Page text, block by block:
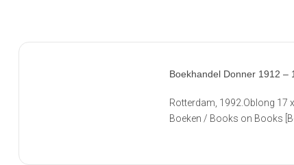
Boekhandel Donner 1912 –
Rotterdam, 1992.Oblong 17
Boeken / Books on Books